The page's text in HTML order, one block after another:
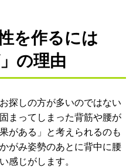
を作るには
の理由
探しの方が多いのではない
まってしまった背筋や腰が
がある」と考えられるのも
がみ姿勢のあとに背中に腰
感じがします。